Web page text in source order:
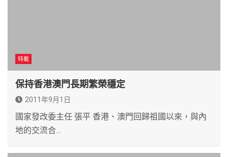
特載
保持香港澳門長期繁榮穩定
2011年9月1日
國家發改委主任 張平 香港、澳門回歸祖國以來，與內
地的交流合…